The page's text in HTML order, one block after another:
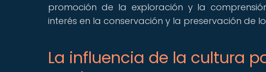
promoción de la exploración y la
interés en la conservación y la preservación de
La influencia de la cultura